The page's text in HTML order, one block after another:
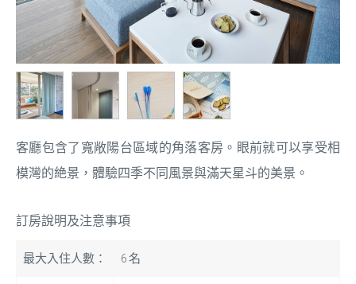
客廳包含了寬敞陽台區域的角落客房。眼前就可以享受相
模灣的絶景，體驗四季不同風景與滿天星斗的美景。
訂房說明及注意事項
最大入住人數： 6 名